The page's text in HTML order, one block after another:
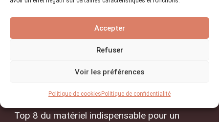
Accepter
Refuser
Voir les préférences
Politique de cookies Politique de confidentialité
Les derniers articles
Top 8 du matériel indispensable pour un